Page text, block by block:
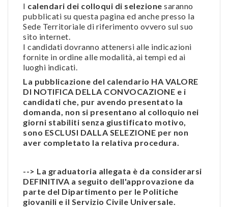
I calendari dei colloqui di selezione saranno
pubblicati su questa pagina ed anche presso la
Sede Territoriale di riferimento ovvero sul suo
sito internet.
I candidati dovranno attenersi alle indicazioni
fornite in ordine alle modalità, ai tempi ed ai
luoghi indicati.
La pubblicazione del calendario HA VALORE
DI NOTIFICA DELLA CONVOCAZIONE e i
candidati che, pur avendo presentato la
domanda, non si presentano al colloquio nei
giorni stabiliti senza giustificato motivo,
sono ESCLUSI DALLA SELEZIONE per non
aver completato la relativa procedura.
--> La graduatoria allegata è da considerarsi
DEFINITIVA a seguito dell'approvazione da
parte del Dipartimento per le Politiche
giovanili e il Servizio Civile Universale.